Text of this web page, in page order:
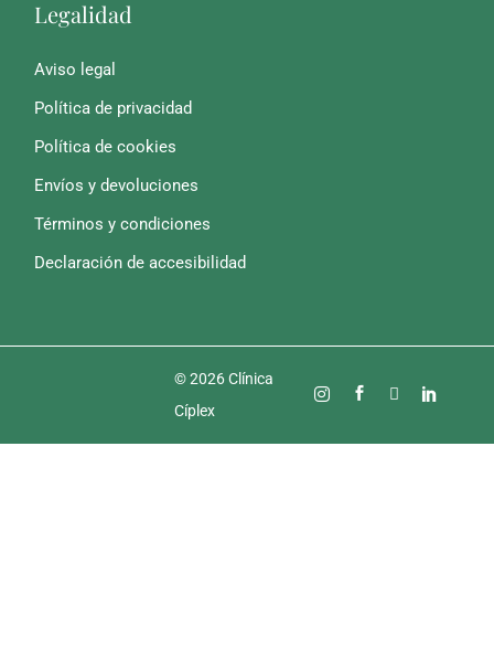
Legalidad
Aviso legal
Política de privacidad
Política de cookies
Envíos y devoluciones
Términos y condiciones
Declaración de accesibilidad
© 2026 Clínica
Cíplex